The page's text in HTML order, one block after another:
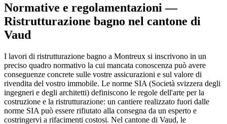
Normative e regolamentazioni —
Ristrutturazione bagno nel cantone di
Vaud
I lavori di ristrutturazione bagno a Montreux si inscrivono in un
preciso quadro normativo la cui mancata conoscenza può avere
conseguenze concrete sulle vostre assicurazioni e sul valore di
rivendita del vostro immobile. Le norme SIA (Società svizzera degli
ingegneri e degli architetti) definiscono le regole dell'arte per la
costruzione e la ristrutturazione: un cantiere realizzato fuori dalle
norme SIA può essere rifiutato alla consegna da un esperto e
costringervi a rifacimenti costosi. Nel cantone di Vaud, le